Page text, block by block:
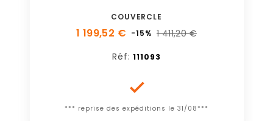
COUVERCLE
1 199,52 € -15% 1 411,20 €
Réf: 111093

*** reprise des expéditions le 31/08***